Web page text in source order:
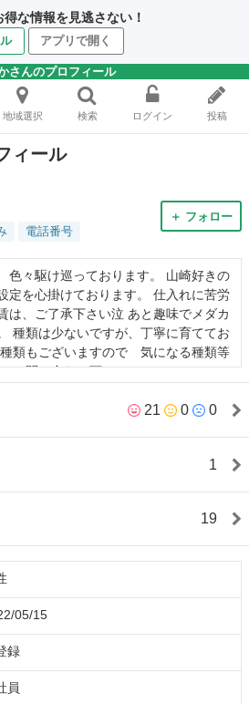
な情報を見逃さない！
アプリで開く
さんのプロフィール
地域選択 検索 ログイン 投稿
ィール
電話番号
＋ フォロー
々駆け巡っております。 山崎好きの
定を心掛けております。 仕入れに苦労
は、ご了承下さい泣 あと趣味でメダカ
種類は少ないですが、丁寧に育ててお
類もございますので 気になる種類等
お問い合わせ下さい。
21 0 0
1
19
05/15
録
員